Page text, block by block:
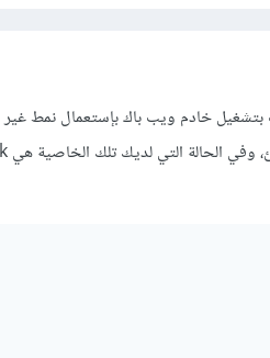
بتشغيل خادم ويب باك بإستعمال نمط